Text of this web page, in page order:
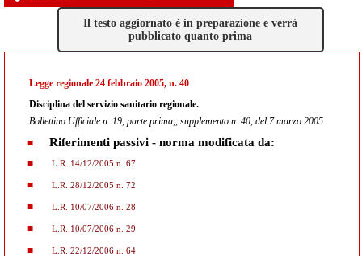
Il testo aggiornato è in preparazione e verrà
pubblicato quanto prima
Legge regionale 24 febbraio 2005, n. 40
Disciplina del servizio sanitario regionale.
Bollettino Ufficiale n. 19, parte prima,, supplemento n. 40, del 7 marzo 2005
Riferimenti passivi - norma modificata da:
L.R. 14/12/2005 n. 67
L.R. 28/12/2005 n. 72
L.R. 10/07/2006 n. 28
L.R. 10/07/2006 n. 29
L.R. 22/12/2006 n. 64